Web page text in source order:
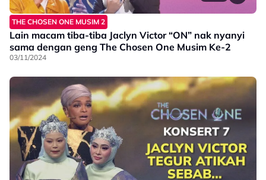
THE CHOSEN ONE MUSIM 2
Lain macam tiba-tiba Jaclyn Victor “ON” nak nyanyi
sama dengan geng The Chosen One Musim Ke-2
03/11/2024